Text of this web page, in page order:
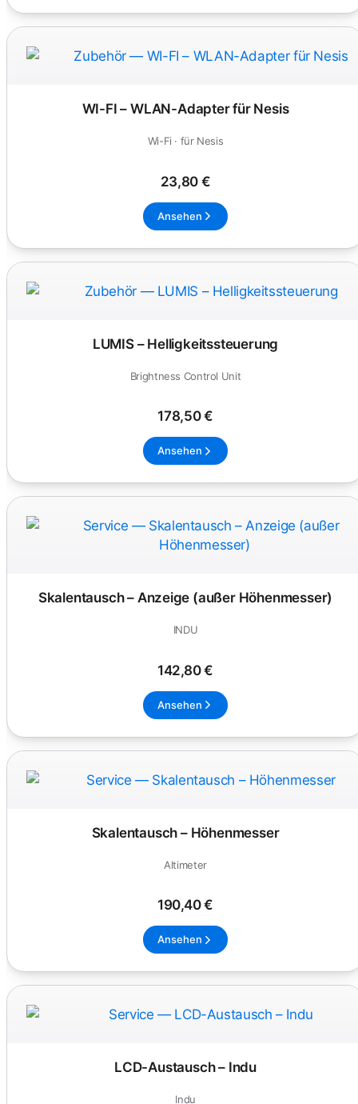
WI-FI – WLAN-Adapter für Nesis
Wi-Fi · für Nesis
23,80 €
Ansehen
LUMIS – Helligkeitssteuerung
Brightness Control Unit
178,50 €
Ansehen
Skalentausch – Anzeige (außer Höhenmesser)
INDU
142,80 €
Ansehen
Skalentausch – Höhenmesser
Altimeter
190,40 €
Ansehen
LCD-Austausch – Indu
Indu